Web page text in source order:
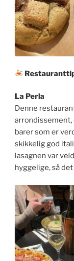
La Perla
Denne
arrondissement,
barer som er
skikkelig god
lasagnen var
hyggelige, så